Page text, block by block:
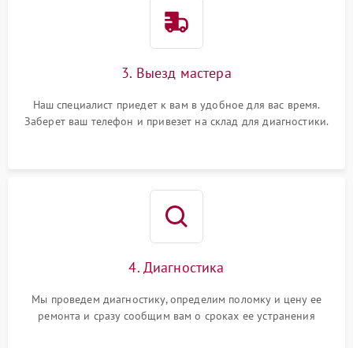
3. Выезд мастера
Наш специалист приедет к вам в удобное для вас время.
Заберет ваш телефон и привезет на склад для диагностики.
4. Диагностика
Мы проведем диагностику, определим поломку и цену ее
ремонта и сразу сообщим вам о сроках ее устранения